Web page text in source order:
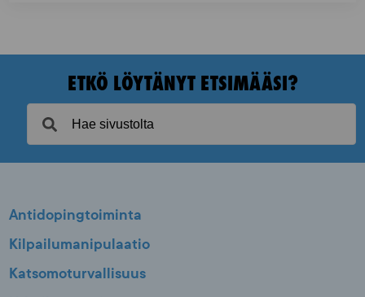
ETKÖ LÖYTÄNYT ETSIMÄÄSI?
Antidopingtoiminta
Kilpailumanipulaatio
Katsomoturvallisuus